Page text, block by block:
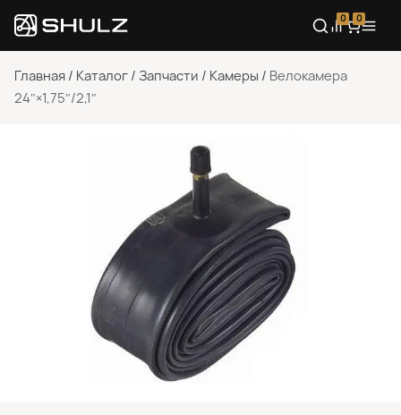
0 0
Главная / Каталог / Запчасти / Камеры / Велокамера
24″×1,75″/2,1″